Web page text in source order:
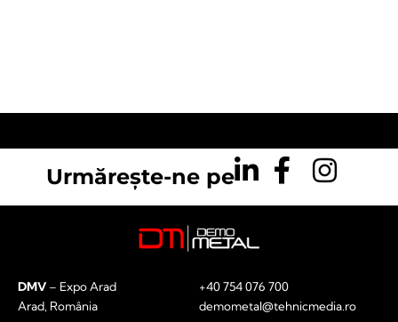
Urmărește-ne pe
DMV – Expo Arad
Arad, România
+40 754 076 700
demometal@tehnicmedia.ro